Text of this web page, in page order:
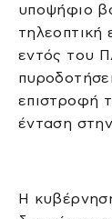
υποψήφιο
τηλεοπτική
εντός του
επιστροφή
ένταση
Η